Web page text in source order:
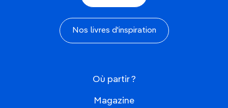
Nos livres d'inspiration
Où partir ?
Magazine